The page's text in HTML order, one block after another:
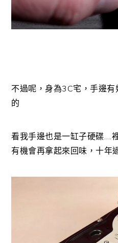
不過呢，身為3C宅，手邊
的
看我手邊也是一缸子硬碟….
有機會再拿起來回味，十年